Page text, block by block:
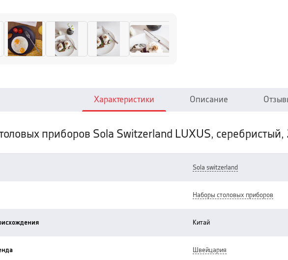
Характеристики Описание
приборов Sola Switzerland LUXUS,
sola switzerland
наборы столовых приборов
китай
швейцария